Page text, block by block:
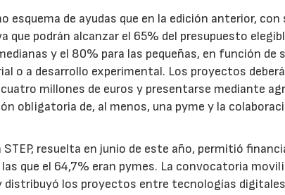
esquema de ayudas que en la edición anterior, con
podrán alcanzar el 65% del presupuesto
y el 80% para las pequeñas, en función de
o a desarrollo experimental. Los proyectos
millones de euros y presentarse mediante
obligatoria de, al menos, una pyme y la
resuelta en junio de este año, permitió
que el 64,7% eran pymes. La convocatoria
distribuyó los proyectos entre tecnologías